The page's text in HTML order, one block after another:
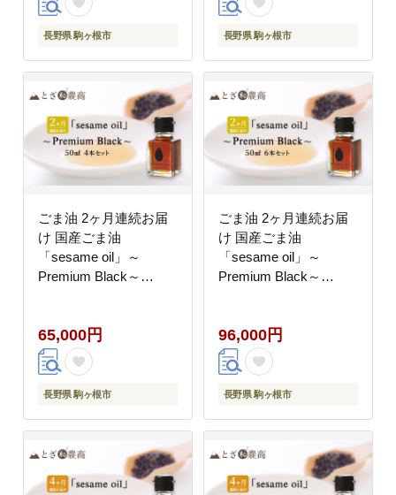
長野県 駒ヶ根市 長野県 駒ヶ根市
ごま油 2ヶ月連続お届
け 国産ごま油
「sesame oil」～
Premium Black～
料 長野県駒ケ根市産
65,000円
長野県 駒ヶ根市
ごま油 2ヶ月連続お届
け 国産ごま油
「sesame oil」～
Premium Black～
料 長野県駒ケ根市産
96,000円
長野県 駒ヶ根市